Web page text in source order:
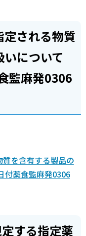
される物質
について
監麻発0306
を含有する製品の
付薬食監麻発0306
する指定薬